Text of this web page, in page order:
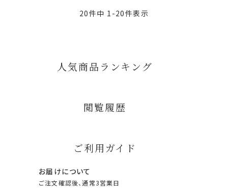
20件中 1 -20件表示
人気商品ランキング
閲覧履歴
ご利用ガイド
お届けについて
ご注文確認後、通常3営業日